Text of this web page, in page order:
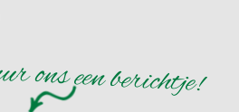
ons een berichtje!